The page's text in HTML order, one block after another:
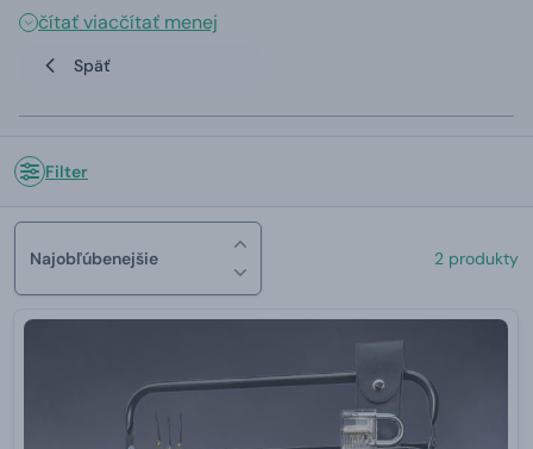
čítať viacčítať menej
Späť
Filter
Najobľúbenejšie 2 produkty